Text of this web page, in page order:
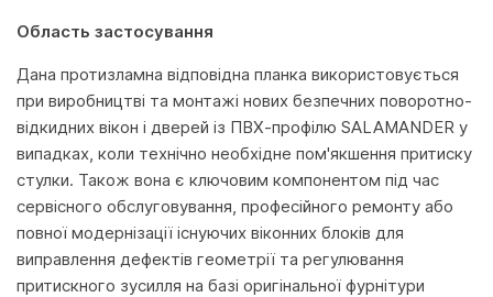
Область застосування
Дана протизламна відповідна планка використовується
при виробництві та монтажі нових безпечних поворотно-
відкидних вікон і дверей із ПВХ-профілю SALAMANDER у
випадках, коли технічно необхідне пом'якшення притиску
стулки. Також вона є ключовим компонентом під час
сервісного обслуговування, професійного ремонту або
повної модернізації існуючих віконних блоків для
виправлення дефектів геометрії та регулювання
притискного зусилля на базі оригінальної фурнітури